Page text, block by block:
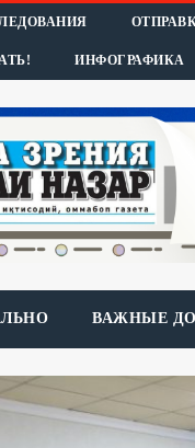
ИНФОГРАФИКА
ВАЖНЫЕ